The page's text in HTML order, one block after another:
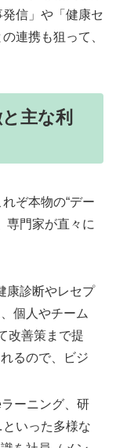
信」や「健康セ
連携も狙って、
主な利
ぞ本物の“デー
専門家が直々に
康診断やレセプ
個人やチーム
改善策まで提
るので、ビジ
ラーニング、研
いった多様な